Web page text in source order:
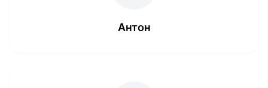
Антон